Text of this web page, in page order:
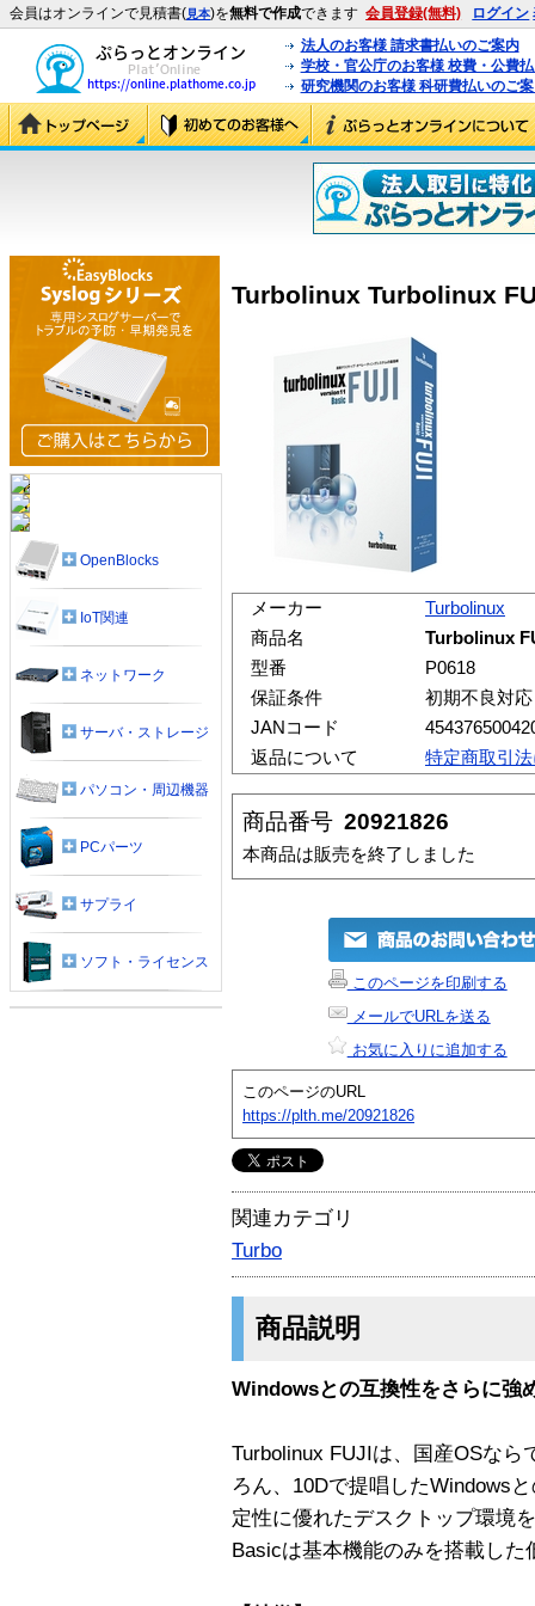
会員はオンラインで見積書(見本)を無料で作成できます 会員登録(無料) ログイン
法人のお客様 請求書払いのご案内
学校・官公庁のお客様 校費・公費
研究機関のお客様 科研費払いのご
Turbolinux Turbolinux
メーカー
Turbolinux
商品名
Turbolinux
型番
P0618
保証条件
初期不良対
JANコード
返品について
特定商取引
商品番号 20921826
本商品は販売を終了しました
このページを印刷する
メールでURLを送る
お気に入りに追加する
このページのURL
https://plth.me/20921826
関連カテゴリ
Turbo
商品説明
Windowsとの互換性をさらに強
Turbolinux FUJIは、国産OSな
ろん、10Dで提唱したWindows
定性に優れたデスクトップ環境
Basicは基本機能のみを搭載した
OpenBlocks
IoT関連
ネットワーク
サーバ・ストレージ
パソコン・周辺機器
PCパーツ
サプライ
ソフト・ライセンス